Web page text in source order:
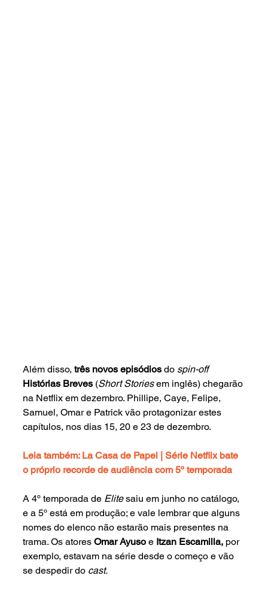
Além disso, três novos episódios do spin-off
Histórias Breves (Short Stories em inglês) chegarão
na Netflix em dezembro. Phillipe, Caye, Felipe,
Samuel, Omar e Patrick vão protagonizar estes
capítulos, nos dias 15, 20 e 23 de dezembro.
Leia também: La Casa de Papel | Série Netflix bate
o próprio recorde de audiência com 5º temporada
A 4º temporada de Elite saiu em junho no catálogo,
e a 5º está em produção; e vale lembrar que alguns
nomes do elenco não estarão mais presentes na
trama. Os atores Omar Ayuso e Itzan Escamilla, por
exemplo, estavam na série desde o começo e vão
se despedir do cast.